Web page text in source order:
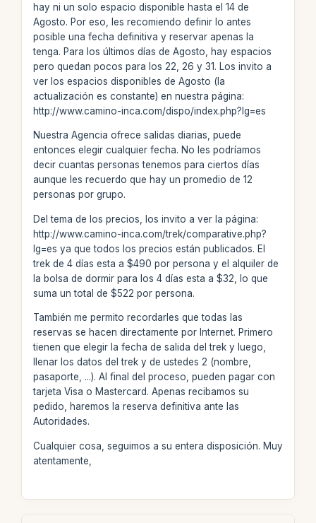
hay ni un solo espacio disponible hasta el 14 de
Agosto. Por eso, les recomiendo definir lo antes
posible una fecha definitiva y reservar apenas la
tenga. Para los últimos días de Agosto, hay espacios
pero quedan pocos para los 22, 26 y 31. Los invito a
ver los espacios disponibles de Agosto (la
actualización es constante) en nuestra página:
http://www.camino-inca.com/dispo/index.php?lg=es
Nuestra Agencia ofrece salidas diarias, puede
entonces elegir cualquier fecha. No les podríamos
decir cuantas personas tenemos para ciertos días
aunque les recuerdo que hay un promedio de 12
personas por grupo.
Del tema de los precios, los invito a ver la página:
http://www.camino-inca.com/trek/comparative.php?
lg=es ya que todos los precios están publicados. El
trek de 4 días esta a $490 por persona y el alquiler de
la bolsa de dormir para los 4 días esta a $32, lo que
suma un total de $522 por persona.
También me permito recordarles que todas las
reservas se hacen directamente por Internet. Primero
tienen que elegir la fecha de salida del trek y luego,
llenar los datos del trek y de ustedes 2 (nombre,
pasaporte, ...). Al final del proceso, pueden pagar con
tarjeta Visa o Mastercard. Apenas recibamos su
pedido, haremos la reserva definitiva ante las
Autoridades.
Cualquier cosa, seguimos a su entera disposición. Muy
atentamente,